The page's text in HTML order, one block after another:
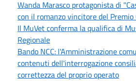
Wanda Marasco protagonista di
con il romanzo vincitore del
Il MuVet conferma la qualifica di
Regionale
Bando NCC: l'Amministrazione
contenuti dell'interrogazione
correttezza del proprio operato